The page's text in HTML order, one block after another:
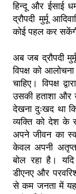
हिन्दू और ईसाई
द्रौपदी मुर्मू
कोई पहल कर
अब जब द्रौपदी
विपक्ष को
चाहिए। विपक्ष
उसकी हताशा और
देखना दुःखद था
व्यक्ति को देश के
अपने जीवन का
केवल अपनी अतृप्त
बोल रहा है। यदि
डीएनए और
से कम जनता में यह